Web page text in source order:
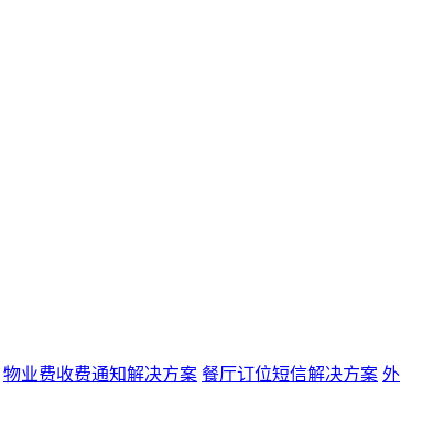
物业费收费通知解决方案 餐厅订位短信解决方案 外